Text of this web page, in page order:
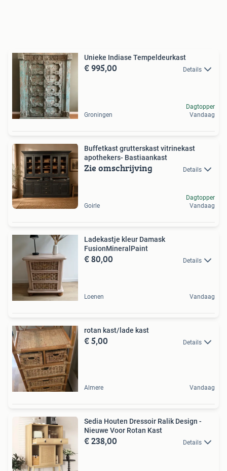
Unieke Indiase Tempeldeurkast
€ 995,00 Details
Groningen
Dagtopper
Vandaag
Buffetkast grutterskast vitrinekast
apothekers- Bastiaankast
Zie omschrijving Details
Goirle
Dagtopper
Vandaag
Ladekastje kleur Damask
FusionMineralPaint
€ 80,00 Details
Loenen Vandaag
rotan kast/lade kast
€ 5,00 Details
Almere Vandaag
Sedia Houten Dressoir Ralik Design -
Nieuwe Voor Rotan Kast
€ 238,00 Details